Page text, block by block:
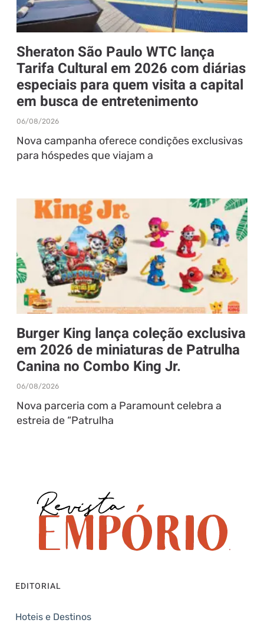
Sheraton São Paulo WTC lança
Tarifa Cultural em 2026 com diárias
especiais para quem visita a capital
em busca de entretenimento
06/08/2026
Nova campanha oferece condições exclusivas
para hóspedes que viajam a
Burger King lança coleção exclusiva
em 2026 de miniaturas de Patrulha
Canina no Combo King Jr.
06/08/2026
Nova parceria com a Paramount celebra a
estreia de “Patrulha
EDITORIAL
Hoteis e Destinos